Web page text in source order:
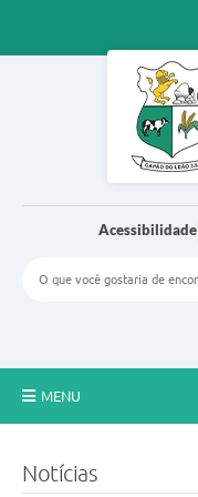
Acessibilidade
MENU
Notícias